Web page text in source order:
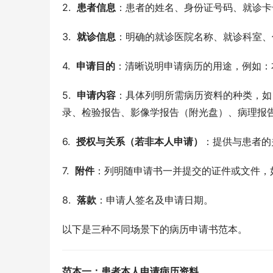
2. 患者信息 ：患者的姓名、身份证号码、就诊
3. 就诊信息 ：明确的就诊医院名称、就诊科室
4. 申请目的 ：清晰说明申请病历的用途，例如
5. 申请内容 ：具体列明所需病历资料的种类，
录、检验报告、影像学报告（附光盘）、病理
6. 授权与关系（若非本人申请） ：提供与患者
7. 附件：列明随申请书一并提交的证件或文件
8. 落款 ：申请人签名及申请日期。
以下是三种不同场景下的病历申请书范本。